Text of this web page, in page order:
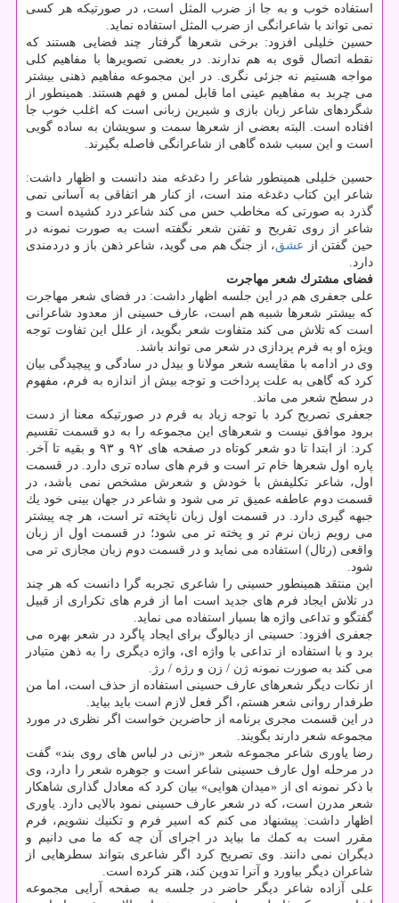
استفاده خوب و به جا از ضرب المثل است، در صورتیكه هر كسی
نمی تواند با شاعرانگی از ضرب المثل استفاده نماید.
حسین خلیلی افزود: برخی شعرها گرفتار چند فضایی هستند كه
نقطه اتصال قوی به هم ندارند. در بعضی تصویرها با مفاهیم كلی
مواجه هستیم نه جزئی نگری. در این مجموعه مفاهیم ذهنی بیشتر
می چربد به مفاهیم عینی اما قابل لمس و فهم هستند. همینطور از
شگردهای شاعر زبان بازی و شیرین زبانی است كه اغلب خوب جا
افتاده است. البته بعضی از شعرها سمت و سویشان به ساده گویی
است و این سبب شده گاهی از شاعرانگی فاصله بگیرند.
حسین خلیلی همینطور شاعر را دغدغه مند دانست و اظهار داشت:
شاعر این كتاب دغدغه مند است، از كنار هر اتفاقی به آسانی نمی
گذرد به صورتی كه مخاطب حس می كند شاعر درد كشیده است و
شاعر از روی تفریح و تفنن شعر نگفته است به صورت نمونه در
حین گفتن از عشق، از جنگ هم می گوید، شاعر ذهن باز و دردمندی
دارد.
فضای مشترك شعر مهاجرت
علی جعفری هم در این جلسه اظهار داشت: در فضای شعر مهاجرت
كه بیشتر شعرها شبیه هم است، عارف حسینی از معدود شاعرانی
است كه تلاش می كند متفاوت شعر بگوید، از علل این تفاوت توجه
ویژه او به فرم پردازی در شعر می تواند باشد.
وی در ادامه با مقایسه شعر مولانا و بیدل در سادگی و پیچیدگی بیان
كرد كه گاهی به علت پرداخت و توجه بیش از اندازه به فرم، مفهوم
در سطح شعر می ماند.
جعفری تصریح كرد با توجه زیاد به فرم در صورتیكه معنا از دست
برود موافق نیست و شعرهای این مجموعه را به دو قسمت تقسیم
كرد: از ابتدا تا دو شعر كوتاه در صفحه های ۹۲ و ۹۳ و بقیه تا آخر.
پاره اول شعرها خام تر است و فرم های ساده تری دارد. در قسمت
اول، شاعر تكلیفش با خودش و شعرش مشخص نمی باشد، در
قسمت دوم عاطفه عمیق تر می شود و شاعر در جهان بینی خود یك
جبهه گیری دارد. در قسمت اول زبان ناپخته تر است، هر چه پیشتر
می رویم زبان نرم تر و پخته تر می شود؛ در قسمت اول از زبان
واقعی (رئال) استفاده می نماید و در قسمت دوم زبان مجازی تر می
شود.
این منتقد همینطور حسینی را شاعری تجربه گرا دانست كه هر چند
در تلاش ایجاد فرم های جدید است اما از فرم های تكراری از قبیل
گفتگو و تداعی واژه ها بسیار استفاده می نماید.
جعفری افزود: حسینی از دیالوگ برای ایجاد پاگرد در شعر بهره می
برد و با استفاده از تداعی با واژه ای، واژه دیگری را به ذهن متبادر
می كند به صورت نمونه ژن / زن و رژه / رژ.
از نكات دیگر شعرهای عارف حسینی استفاده از حذف است، اما من
طرفدار روانی شعر هستم، اگر فعل لازم است باید بیاید.
در این قسمت مجری برنامه از حاضرین خواست اگر نظری در مورد
مجموعه شعر دارند بگویند.
رضا یاوری شاعر مجموعه شعر «زنی در لباس های روی بند» گفت
در مرحله اول عارف حسینی شاعر است و جوهره شعر را دارد، وی
با ذكر نمونه ای از «میدان هوایی» بیان كرد كه معادل گذاری شاهكار
شعر مدرن است، كه در شعر عارف حسینی نمود بالایی دارد. یاوری
اظهار داشت: پیشنهاد می كنم كه اسیر فرم و تكنیك نشویم، فرم
مقرر است به كمك ما بیاید در اجرای آن چه كه ما می دانیم و
دیگران نمی دانند. وی تصریح كرد اگر شاعری بتواند سطرهایی از
شاعران دیگر بیاورد و آنرا تدوین كند، هنر كرده است.
علی آزاده شاعر دیگر حاضر در جلسه به صفحه آرایی مجموعه